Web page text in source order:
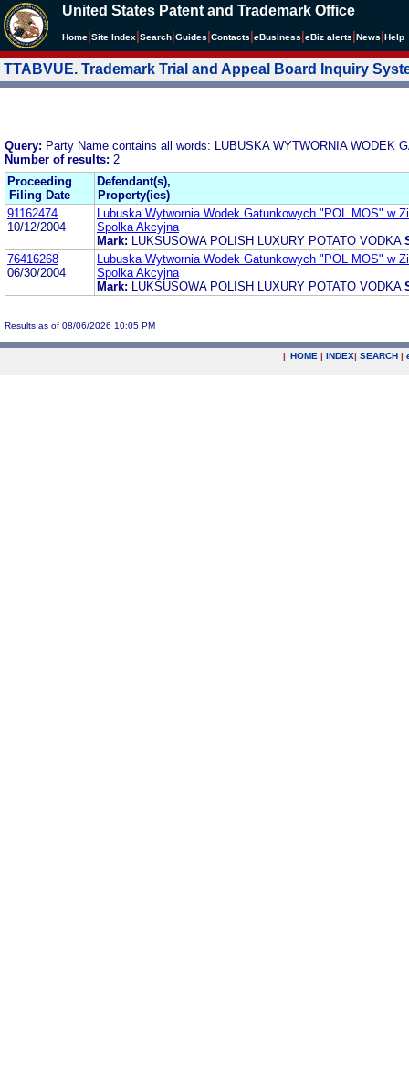
United States Patent and Trademark Office
Home Site Index Search Guides Contacts eBusiness eBiz alerts News Help
TTABVUE. Trademark Trial and Appeal Board Inquiry
Query: Party Name contains all words: LUBUSKA WYTWORNIA WODEK
Number of results: 2
Proceeding
Filing Date
Defendant(s),
Property(ies)
91162474
10/12/2004
Lubuska Wytwornia Wodek Gatunkowych "POL MOS" w
Spolka Akcyjna
Mark:
LUKSUSOWA POLISH LUXURY POTATO VODKA
76416268
06/30/2004
Lubuska Wytwornia Wodek Gatunkowych "POL MOS" w
Spolka Akcyjna
Mark:
LUKSUSOWA POLISH LUXURY POTATO VODKA
Results as of 08/06/2026 10:05 PM
| HOME | INDEX| SEARCH |